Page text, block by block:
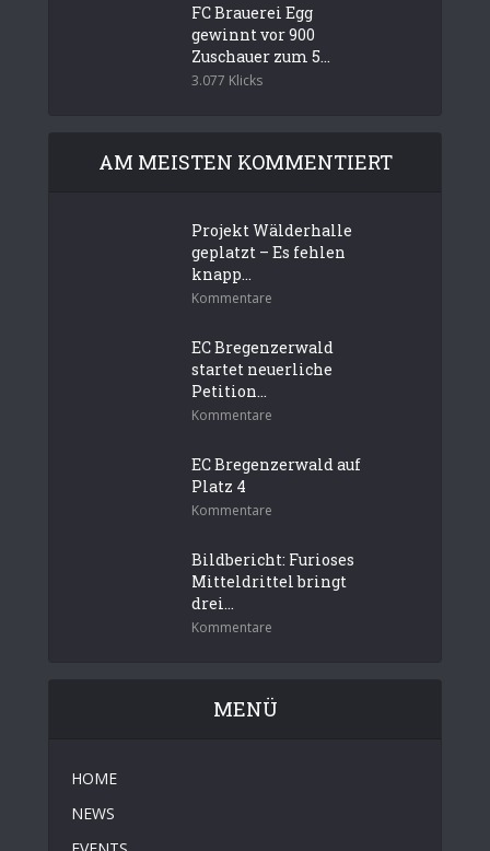
FC Brauerei Egg
gewinnt vor 900
Zuschauer zum 5...
3.077 Klicks
AM MEISTEN KOMMENTIERT
Projekt Wälderhalle
geplatzt – Es fehlen
knapp...
Kommentare
EC Bregenzerwald
startet neuerliche
Petition...
Kommentare
EC Bregenzerwald auf
Platz 4
Kommentare
Bildbericht: Furioses
Mitteldrittel bringt
drei...
Kommentare
MENÜ
HOME
NEWS